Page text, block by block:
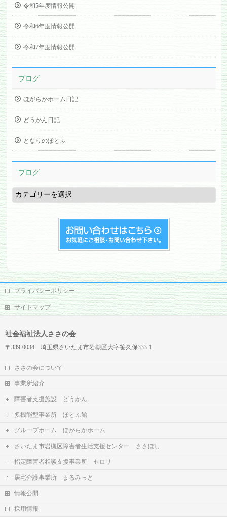
令和5年度情報公開
令和6年度情報公開
令和7年度情報公開
ブログ
ほがらかホーム日記
どうかん日記
となりのぽとふ
ブログ
ブ
ロ
グ
プライバシーポリシー
サイトマップ
社会福祉法人ささの会
〒339-0034 埼玉県さいたま市岩槻区大字笹久保333-1
ささの会について
事業所紹介
障害者支援施設 どうかん
多機能型事業所 ぽとふ館
グループホーム ほがらかホーム
さいたま市岩槻区障害者生活支援センター ささぼし
指定障害者相談支援事業所 セロリ
居宅介護事業所 まるみっと
情報公開
採用情報